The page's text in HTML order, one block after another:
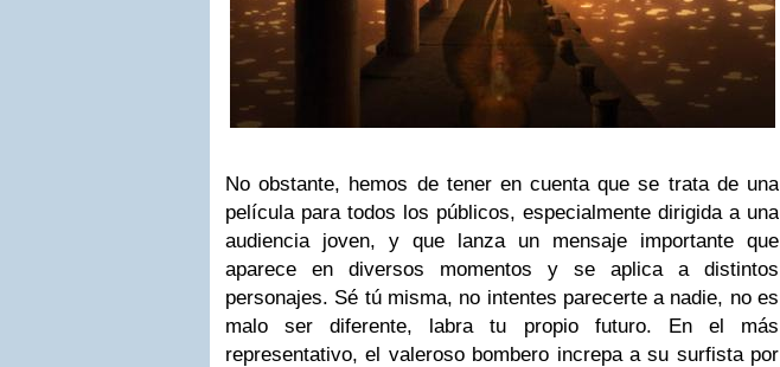
No obstante, hemos de tener en cuenta que se trata de una
película para todos los públicos, especialmente dirigida a una
audiencia joven, y que lanza un mensaje importante que
aparece en diversos momentos y se aplica a distintos
personajes. Sé tú misma, no intentes parecerte a nadie, no es
malo ser diferente, labra tu propio futuro. En el más
representativo, el valeroso bombero increpa a su surfista por